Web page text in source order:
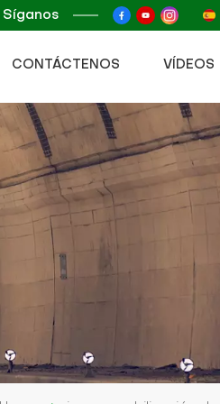
Síganos
Русский
CONTÁCTENOS VÍDEOS